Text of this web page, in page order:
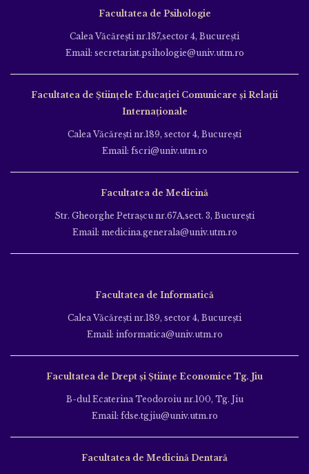
Facultatea de Psihologie
Calea Văcăreşti nr.187,sector 4, Bucureşti
Email: secretariat.psihologie@univ.utm.ro
Facultatea de Ştiinţele Educației Comunicare și Relații
Internaționale
Calea Văcăreşti nr.189, sector 4, Bucureşti
Email: fscri@univ.utm.ro
Facultatea de Medicină
Str. Gheorghe Petraşcu nr.67A,sect. 3, Bucureşti
Email: medicina.generala@univ.utm.ro
Facultatea de Informatică
Calea Văcăreşti nr.189, sector 4, Bucureşti
Email: informatica@univ.utm.ro
Facultatea de Drept și Științe Economice Tg. Jiu
B-dul Ecaterina Teodoroiu nr.100, Tg. Jiu
Email: fdse.tgjiu@univ.utm.ro
Facultatea de Medicină Dentară